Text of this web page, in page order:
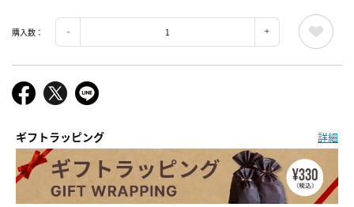
購入数：
ギフトラッピング 詳細